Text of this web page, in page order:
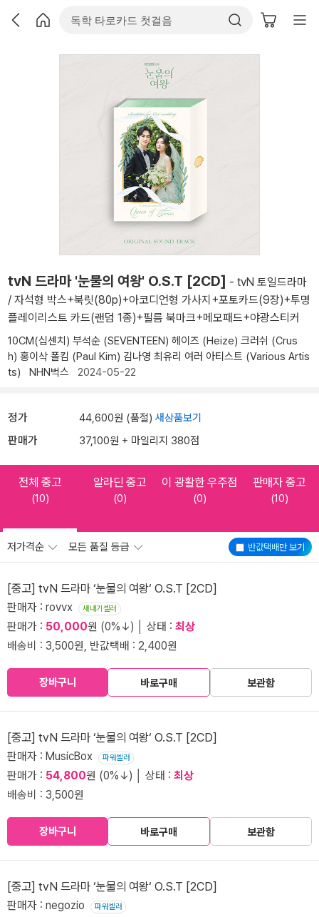
tvN 드라마 '눈물의 여왕' O.S.T [2CD] - tvN 토일드라마
/ 자석형 박스+북릿(80p)+아코디언형 가사지+포토카드(9장)+투명
플레이리스트 카드(랜덤 1종)+필름 북마크+메모패드+야광스티커
10CM(십센치) 부석순 (SEVENTEEN) 헤이즈 (Heize) 크러쉬 (Crus
h) 홍이삭 폴킴 (Paul Kim) 김나영 최유리 여러 아티스트 (Various Artis
ts)
NHN벅스 2024-05-22
정가 44,600원 (품절) 새상품보기
판매가 37,100원 + 마일리지 380점
전체 중고
(10)
알라딘 중고
(0)
이 광활한 우주점
(0)
판매자 중고
(10)
반값택배만 보기
저가격순 모든 품질 등급
[중고] tvN 드라마 ‘눈물의 여왕‘ O.S.T [2CD]
판매자 : rovvx 새내기셀러
판매가 : 50,000원 (0%↓) │ 상태 : 최상
배송비 : 3,500원, 반값택배 : 2,400원
장바구니 바로구매 보관함
[중고] tvN 드라마 ‘눈물의 여왕‘ O.S.T [2CD]
판매자 : MusicBox 파워셀러
판매가 : 54,800원 (0%↓) │ 상태 : 최상
배송비 : 3,500원
장바구니 바로구매 보관함
[중고] tvN 드라마 ‘눈물의 여왕‘ O.S.T [2CD]
판매자 : negozio 파워셀러